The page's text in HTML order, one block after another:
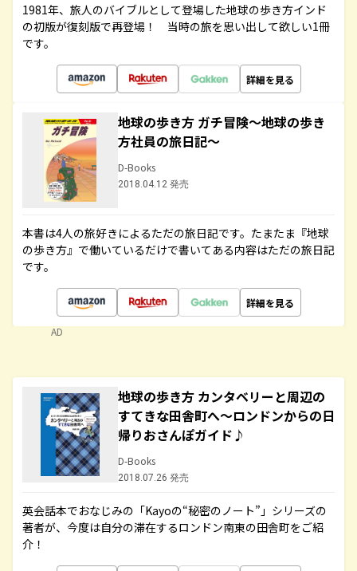
1981年、旅人のバイブルとして登場した地球の歩き方インド
の初版が復刻版で再登場！ 当時の旅を思い出して欲しい1冊
です。
詳細を見る
地球の歩き方 ガチ冒険～地球の歩き
方社員の旅日記～
D-Books
2018.04.12 発売
本書は4人の旅好きによるただの旅日記です。たまたま『地球
の歩き方』で働いているだけで書いてある内容はただの旅日記
です。
詳細を見る
AD
地球の歩き方 カンタベリーと周辺の
すてきな田舎町へ～ロンドンからの日
帰りおさんぽガイド♪
D-Books
2018.07.26 発売
英会話本でおなじみの「Kayoの“秘密のノート”」シリーズの
著者が、今度は自分の滞在するロンドン南東の田舎町をご紹
介！